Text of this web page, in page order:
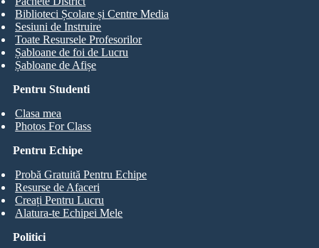
Pentru Studenti
Clasa mea
Photos For Class
Biblioteci Școlare și Centre Media
Sesiuni de Instruire
Toate Resursele Profesorilor
Șabloane de foi de Lucru
Șabloane de Afișe
Pentru Echipe
Probă Gratuită Pentru Echipe
Resurse de Afaceri
Creați Pentru Lucru
Alatura-te Echipei Mele
Politici